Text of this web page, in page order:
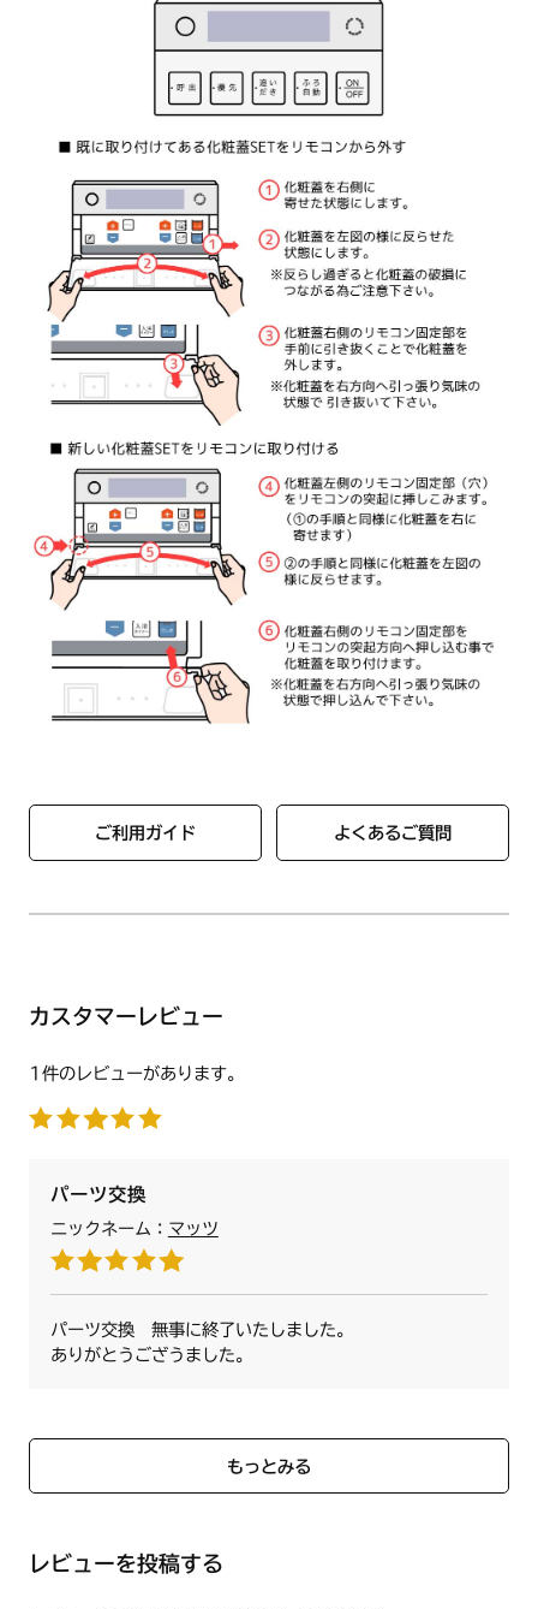
ご利用ガイド よくあるご質問
カスタマーレビュー
1件のレビューがあります。
パーツ交換
ニックネーム： マッツ
パーツ交換 無事に終了いたしました。
ありがとうござうました。
もっとみる
レビューを投稿する